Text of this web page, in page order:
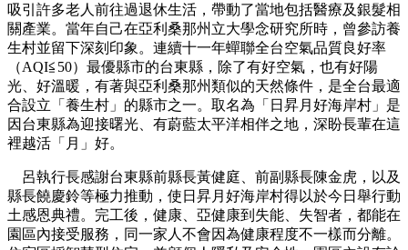
吸引許多老人前往過退休生活，帶動了當地包括醫療及銀髮相
關產業。當年自己在亞利桑那州立大學念研究所時，曾參訪養
生村並留下深刻印象。連續十一年蟬聯全台空氣品質良好率
（AQI≦ 50） 最優縣市的台東縣，除了有好空氣，也有好陽
光、好溫暖，有著與亞利桑那州類似的天然條件， 是全台最適
合設立「養生村」的縣市之一。取名為「日昇月好海岸村」是
因台東縣為迎接曙光、有蔚藍太平洋相伴之地，深盼長輩在這
裡越活「月」好。
呂執行長感謝台東縣前縣長黃健庭、前副縣長陳金虎，以及
縣長饒慶鈴等極力推動，使日昇月好海岸村得以於今日舉行動
土感恩典禮。完工後，健康、亞健康到失能、失智者，都能在
園區內接受服務，同一家人不會因為健康程度不一樣而分離。